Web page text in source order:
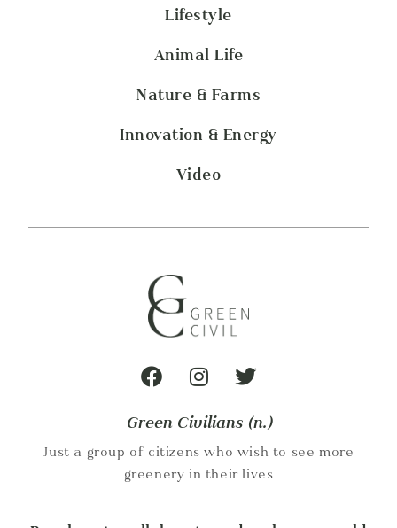
Lifestyle
Animal Life
Nature & Farms
Innovation & Energy
Video
Green Civilians (n.)
Just a group of citizens who wish to see more
greenery in their lives